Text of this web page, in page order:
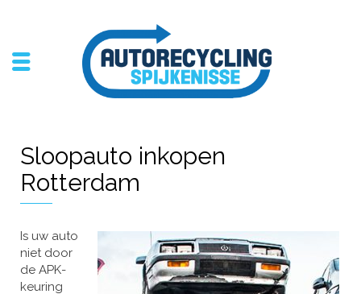
Sloopauto inkopen
Rotterdam
Is uw auto
niet door
de APK-
keuring